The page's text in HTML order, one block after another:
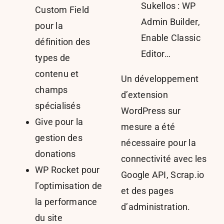
Custom Field
pour la
définition des
types de
contenu et
champs
spécialisés
Give pour la
gestion des
donations
WP Rocket pour
l’optimisation de
la performance
du site
Sukellos : WP
Admin Builder,
Enable Classic
Editor…
Un développement
d’extension
WordPress sur
mesure a été
nécessaire pour la
connectivité avec les
Google API, Scrap.io
et des pages
d’administration.